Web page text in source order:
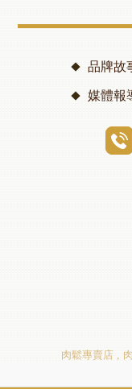
品牌故
媒體報
肉鬆專賣店